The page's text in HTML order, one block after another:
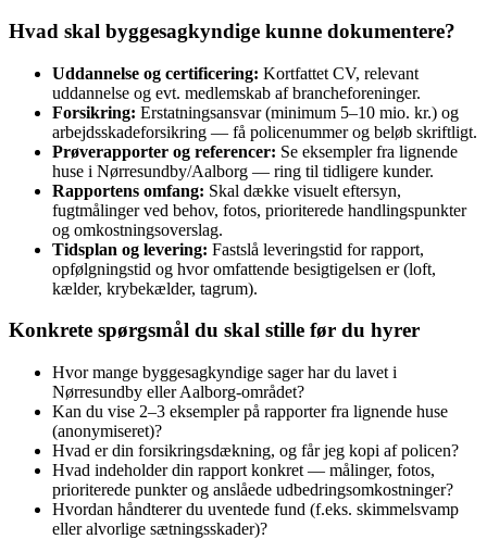
Hvad skal byggesagkyndige kunne dokumentere?
Uddannelse og certificering: Kortfattet CV, relevant
uddannelse og evt. medlemskab af brancheforeninger.
Forsikring: Erstatningsansvar (minimum 5–10 mio. kr.) og
arbejdsskadeforsikring — få policenummer og beløb skriftligt.
Prøverapporter og referencer: Se eksempler fra lignende
huse i Nørresundby/Aalborg — ring til tidligere kunder.
Rapportens omfang: Skal dække visuelt eftersyn,
fugtmålinger ved behov, fotos, prioriterede handlingspunkter
og omkostningsoverslag.
Tidsplan og levering: Fastslå leveringstid for rapport,
opfølgningstid og hvor omfattende besigtigelsen er (loft,
kælder, krybekælder, tagrum).
Konkrete spørgsmål du skal stille før du hyrer
Hvor mange byggesagkyndige sager har du lavet i
Nørresundby eller Aalborg-området?
Kan du vise 2–3 eksempler på rapporter fra lignende huse
(anonymiseret)?
Hvad er din forsikringsdækning, og får jeg kopi af policen?
Hvad indeholder din rapport konkret — målinger, fotos,
prioriterede punkter og anslåede udbedringsomkostninger?
Hvordan håndterer du uventede fund (f.eks. skimmelsvamp
eller alvorlige sætningsskader)?